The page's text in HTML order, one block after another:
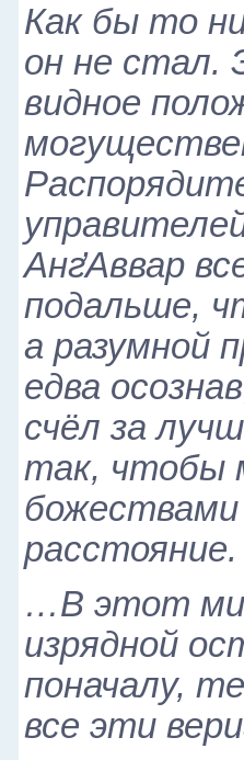
Как бы то
он не стал.
видное
Анг̕Аввар
подальше,
а разумной
едва
счёл за
так, чтобы
расстояние.
…В этот
изрядной
поначалу,
все эти